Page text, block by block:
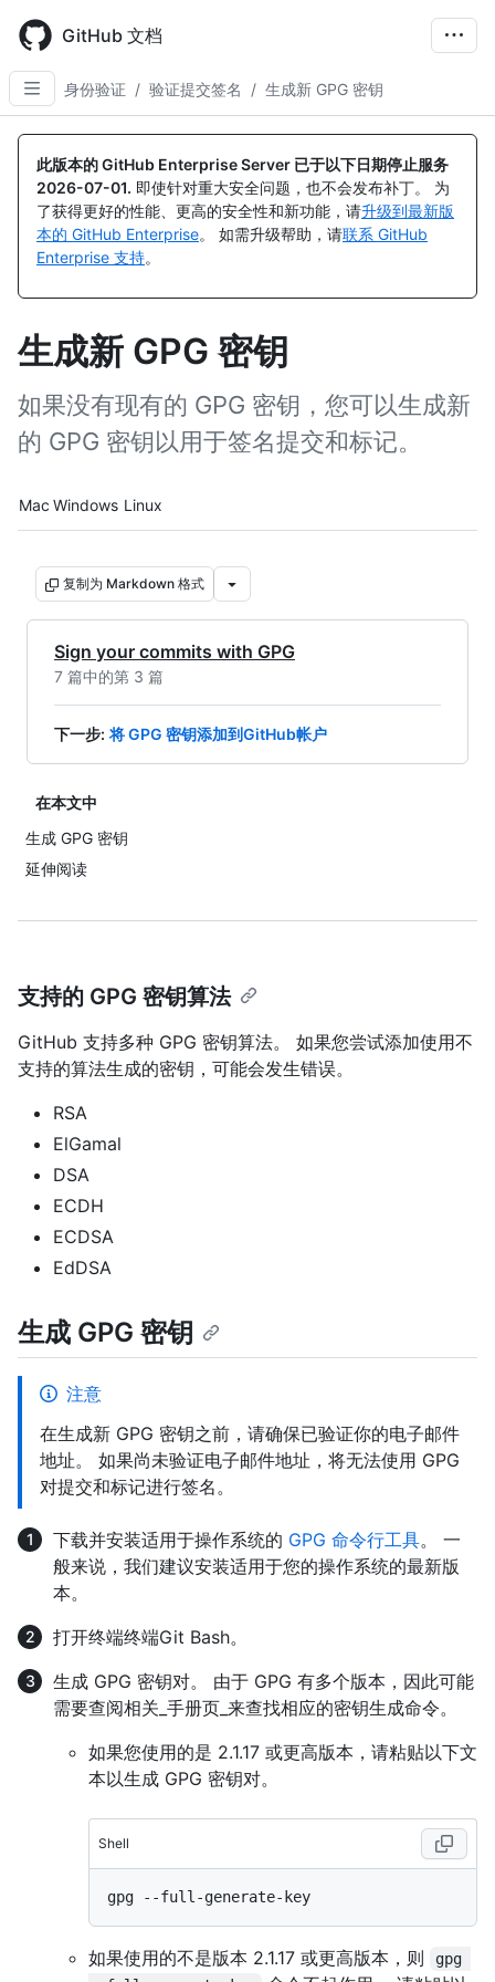
main
content
GitHub 文档
身份验证 / 验证提交签名 / 生成新 GPG 密钥
此版本的 GitHub Enterprise Server 已于以下日期停止服务
2026-07-01. 即使针对重大安全问题，也不会发布补丁。 为
了获得更好的性能、更高的安全性和新功能，请升级到最新版
本的 GitHub Enterprise。 如需升级帮助，请联系 GitHub
Enterprise 支持。
生成新 GPG 密钥
如果没有现有的 GPG 密钥，您可以生成新
的 GPG 密钥以用于签名提交和标记。
Platform navigation
Mac Windows Linux
复制为 Markdown 格式
Sign your commits with GPG
7 篇中的第 3 篇
下一步: 将 GPG 密钥添加到GitHub帐户
在本文中
生成 GPG 密钥
延伸阅读
支持的 GPG 密钥算法
GitHub 支持多种 GPG 密钥算法。 如果您尝试添加使用不
支持的算法生成的密钥，可能会发生错误。
RSA
ElGamal
DSA
ECDH
ECDSA
EdDSA
生成 GPG 密钥
注意
在生成新 GPG 密钥之前，请确保已验证你的电子邮件
地址。 如果尚未验证电子邮件地址，将无法使用 GPG
对提交和标记进行签名。
下载并安装适用于操作系统的 GPG 命令行工具。 一
般来说，我们建议安装适用于您的操作系统的最新版
本。
打开终端终端Git Bash。
生成 GPG 密钥对。 由于 GPG 有多个版本，因此可能
需要查阅相关_手册页_来查找相应的密钥生成命令。
如果您使用的是 2.1.17 或更高版本，请粘贴以下文
本以生成 GPG 密钥对。
Shell
如果使用的不是版本 2.1.17 或更高版本，则
gpg